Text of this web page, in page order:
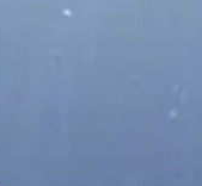
2026 con